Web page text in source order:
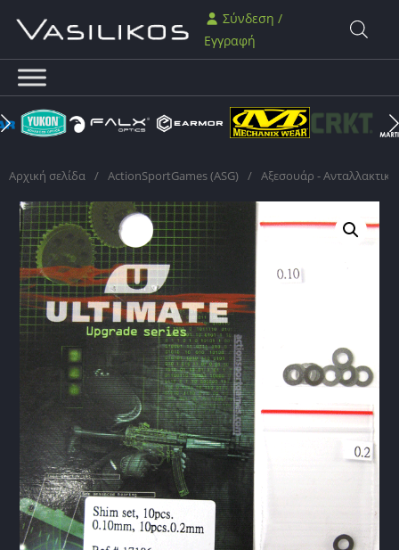
Σύνδεση /
Εγγραφή
Αρχική σελίδα / ActionSportGames (ASG) / Αξεσουάρ - Ανταλλακτικά